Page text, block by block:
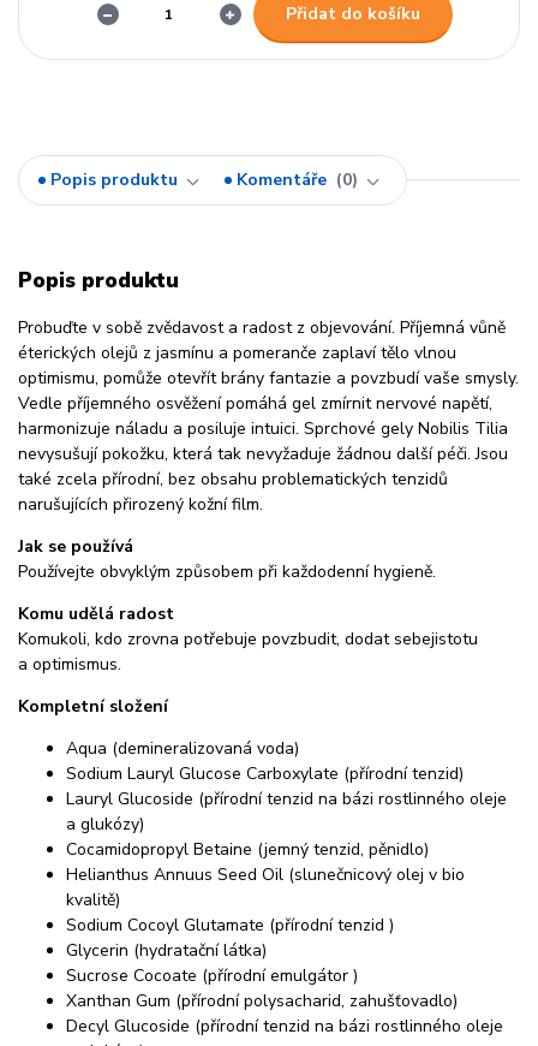
Přidat do košíku
Popis produktu Komentáře 0
Popis produktu
Probuďte v sobě zvědavost a radost z objevování. Příjemná vůně
éterických olejů z jasmínu a pomeranče zaplaví tělo vlnou
optimismu, pomůže otevřít brány fantazie a povzbudí vaše smysly.
Vedle příjemného osvěžení pomáhá gel zmírnit nervové napětí,
harmonizuje náladu a posiluje intuici. Sprchové gely Nobilis Tilia
nevysušují pokožku, která tak nevyžaduje žádnou další péči. Jsou
také zcela přírodní, bez obsahu problematických tenzidů
narušujících přirozený kožní film.
Jak se používá
Používejte obvyklým způsobem při každodenní hygieně.
Komu udělá radost
Komukoli, kdo zrovna potřebuje povzbudit, dodat sebejistotu
a optimismus.
Kompletní složení
Aqua (demineralizovaná voda)
Sodium Lauryl Glucose Carboxylate (přírodní tenzid)
Lauryl Glucoside (přírodní tenzid na bázi rostlinného oleje
a glukózy)
Cocamidopropyl Betaine (jemný tenzid, pěnidlo)
Helianthus Annuus Seed Oil (slunečnicový olej v bio
kvalitě)
Sodium Cocoyl Glutamate (přírodní tenzid )
Glycerin (hydratační látka)
Sucrose Cocoate (přírodní emulgátor )
Xanthan Gum (přírodní polysacharid, zahušťovadlo)
Decyl Glucoside (přírodní tenzid na bázi rostlinného oleje